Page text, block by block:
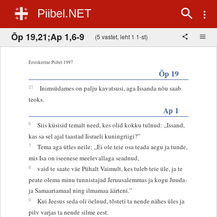
Piibel.NET
Õp 19,21;Ap 1,6-9 (5 vastet, leht 1 1-st)
Eestikeelne Piibel 1997
Õp 19
21
Inimsüdames on palju kavatsusi, aga Issanda nõu saab
teoks.
Ap 1
6
Siis küsisid temalt need, kes olid kokku tulnud: „Issand,
kas sa sel ajal taastad Iisraeli kuningriigi?”
7
Tema aga ütles neile: „Ei ole teie osa teada aegu ja tunde,
mis Isa on iseenese meelevallaga seadnud,
8
vaid te saate väe Pühalt Vaimult, kes tuleb teie üle, ja te
peate olema minu tunnistajad Jeruusalemmas ja kogu Juuda-
ja Samaariamaal ning ilmamaa äärteni.”
9
Kui Jeesus seda oli öelnud, tõsteti ta nende nähes üles ja
pilv varjas ta nende silme eest.